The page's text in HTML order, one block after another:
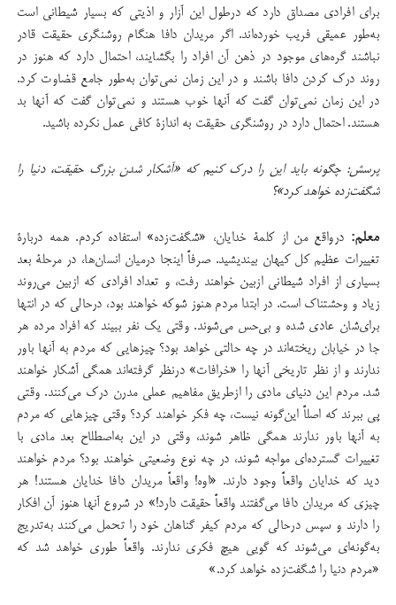
برای افرادی مصداق دارد که درطول این آزار و اذیتی که بسیار شیطانی است
به‌طور عمیقی فریب خورده‌اند. اگر مریدان دافا هنگام روشنگری حقیقت قادر
نباشند گره‌های موجود در ذهن آن افراد را بگشایند، احتمال دارد که هنوز در
روند درک کردن دافا باشند و در این زمان نمی‌توان به‌طور جامع قضاوت کرد.
در این زمان نمی‌توان گفت که آنها خوب هستند و نمی‌توان گفت که آنها بد
هستند. احتمال دارد در روشنگری حقیقت به اندازۀ کافی عمل نکرده باشید.
پرسش: چگونه باید این را درک کنیم که «آشکار شدن بزرگ حقیقت، دنیا را
شگفت‌زده خواهد کرد»؟
معلم: درواقع من از کلمۀ خدایان، «شگفت‌زده» استفاده کردم. همه دربارۀ
تغییرات عظیم کل کیهان بیندیشید. صرفاً اینجا درمیان انسان‌ها، در مرحلۀ بعد
بسیاری از افراد شیطانی ازبین خواهند رفت، و تعداد افرادی که ازبین می‌روند
زیاد و وحشتناک است. در ابتدا مردم هنوز شوکه خواهند بود، درحالی که در انتها
برای‌شان عادی شده و بی‌حس می‌شوند. وقتی یک نفر ببیند که افراد مرده هر
جا در خیابان ریخته‌‌اند در چه حالتی خواهد بود؟ چیزهایی که مردم به آنها باور
ندارند و از نظر تاریخی آنها را «خرافات» درنظر گرفته‌اند همگی آشکار خواهند
شد. مردم این دنیای مادی را ازطریق مفاهیم عملی مدرن درک می‌کنند. وقتی
پی ببرند که اصلاً این‌گونه نیست، چه فکر خواهند کرد؟ وقتی چیزهایی که مردم
به آنها باور ندارند همگی ظاهر شوند، وقتی در این به‌اصطلاح بعد مادی با
تغییرات گسترده‌ای مواجه شوند، در چه نوع وضعیتی خواهند بود؟ مردم خواهند
دید که خدایان واقعاً وجود دارند. «اوه! واقعاً مریدان دافا خدایان هستند! هر
چیزی که مریدان دافا می‌گفتند واقعاً حقیقت دارد!» در شروع آنها هنوز آن افکار
را دارند و سپس درحالی که مردم کیفر گناهان خود را تحمل می‌کنند به‌تدریج
به‌گونه‌ای می‌شوند که گویی هیچ فکری ندارند. واقعاً طوری خواهد شد که
«مردم دنیا را شگفت‌زده خواهد کرد.»